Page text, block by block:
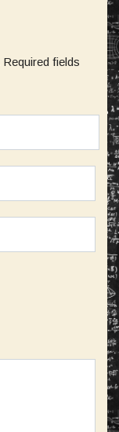
Required fields